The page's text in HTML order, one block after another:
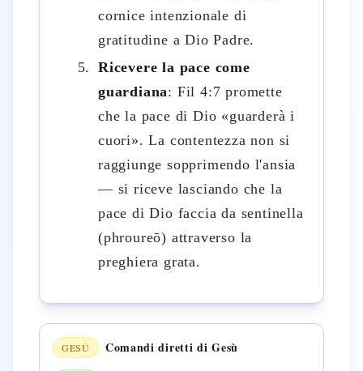
cornice intenzionale di
gratitudine a Dio Padre.
Ricevere la pace come
guardiana: Fil 4:7 promette
che la pace di Dio «guarderà i
cuori». La contentezza non si
raggiunge sopprimendo l'ansia
— si riceve lasciando che la
pace di Dio faccia da sentinella
(phroureō) attraverso la
preghiera grata.
GESÙ Comandi diretti di Gesù